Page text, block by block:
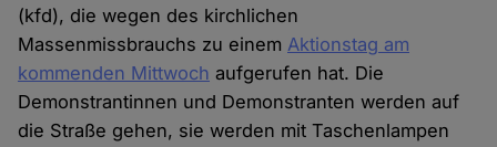
(kfd), die wegen des kirchlichen
Massenmissbrauchs zu einemAktionstag am
kommenden Mittwoch aufgerufen hat. Die
Demonstrantinnen und Demonstranten werden auf
die Straße gehen, sie werden mit Taschenlampen